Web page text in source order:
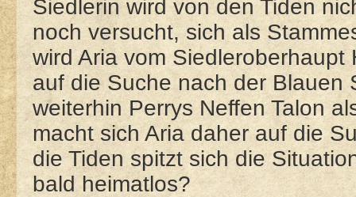
Siedlerin wird von den Tiden
noch versucht, sich als
wird Aria vom
auf die Suche nach der Blauen
weiterhin Perrys Neffen Talon
macht sich Aria daher auf die
die Tiden spitzt sich die
bald heimatlos?